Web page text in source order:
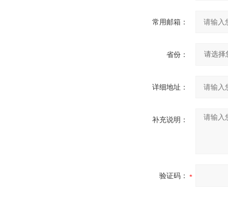
常用邮箱：
省份：
详细地址：
补充说明：
验证码：